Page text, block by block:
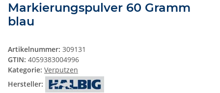
Markierungspulver 60 Gramm
blau
Artikelnummer: 309131
GTIN: 4059383004996
Kategorie: Verputzen
Hersteller: